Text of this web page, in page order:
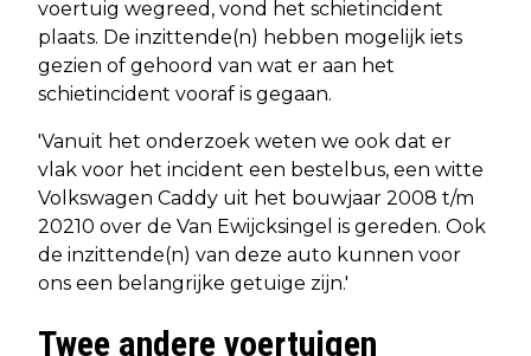
voertuig wegreed, vond het schietincident
plaats. De inzittende(n) hebben mogelijk iets
gezien of gehoord van wat er aan het
schietincident vooraf is gegaan.
'Vanuit het onderzoek weten we ook dat er
vlak voor het incident een bestelbus, een witte
Volkswagen Caddy uit het bouwjaar 2008 t/m
20210 over de Van Ewijcksingel is gereden. Ook
de inzittende(n) van deze auto kunnen voor
ons een belangrijke getuige zijn.'
Twee andere voertuigen